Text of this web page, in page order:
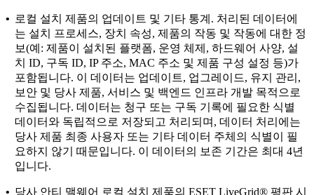
• 로컬 설치 제품의 업데이트 및 기타 통계. 처리된 데이터에
는 설치 프로세스, 장치 속성, 제품의 작동 및 작동에 대한 정
보(예: 제품이 설치된 플랫폼, 운영 체제, 하드웨어 사양, 설
치 ID, 구독 ID, IP 주소, MAC 주소 및 제품 구성 설정 등)가
포함됩니다. 이 데이터는 업데이트, 업그레이드, 유지 관리,
보안 및 당사 제품, 서비스 및 백엔드 인프라 개발 목적으로
수집됩니다. 데이터는 청구 또는 구독 기록에 필요한 식별
데이터와 독립적으로 저장되고 처리되며, 데이터 처리에는
당사 제품 최종 사용자 또는 기타 데이터 주체의 식별이 필
요하지 않기 때문입니다. 이 데이터의 보존 기간은 최대 4년
입니다.
• 당사 안티 맬웨어 로컬 설치 제품의 ESET LiveGrid® 평판 시